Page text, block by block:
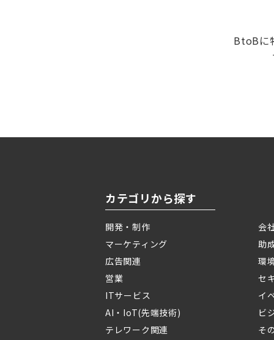
BtoBに
カテゴリから探す
開発・制作
マーケティング
広告関連
営業
ITサービス
AI・IoT(先端技術)
テレワーク関連
会
助
環
セ
イ
ビ
そ